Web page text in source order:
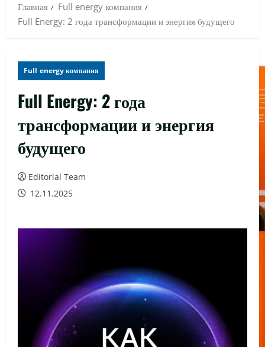
Главная
Full energy компания
Full Energy: 2 года трансформации и энергия будущего
Full energy компания
Full Energy: 2 года
трансформации и энергия
будущего
Editorial Team
12.11.2025